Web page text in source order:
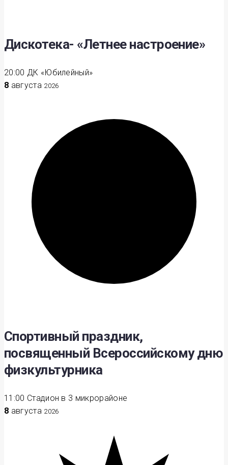
Дискотека- «Летнее настроение»
20:00 ДК «Юбилейный»
8 августа 2026
Спортивный праздник,
посвященный Всероссийскому дню
физкультурника
11:00 Стадион в 3 микрорайоне
8 августа 2026